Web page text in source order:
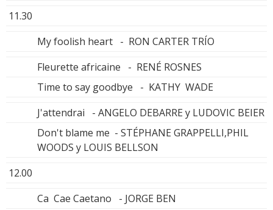
11.30
My foolish heart - RON CARTER TRÍO
Fleurette africaine - RENÉ ROSNES
Time to say goodbye - KATHY WADE
J'attendrai - ANGELO DEBARRE y LUDOVIC BEIER
Don't blame me - STÉPHANE GRAPPELLI,PHIL
WOODS y LOUIS BELLSON
12.00
Ca Cae Caetano - JORGE BEN